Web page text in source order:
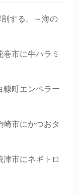
する。～海の
巻市に牛ハラミ
糠町エンペラー
崎市にかつおタ
津市にネギトロ